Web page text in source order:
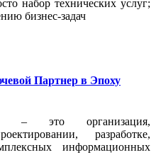
набор технических услуг;
бизнес-задач
Партнер в Эпоху
– это организация,
разработке,
информационных